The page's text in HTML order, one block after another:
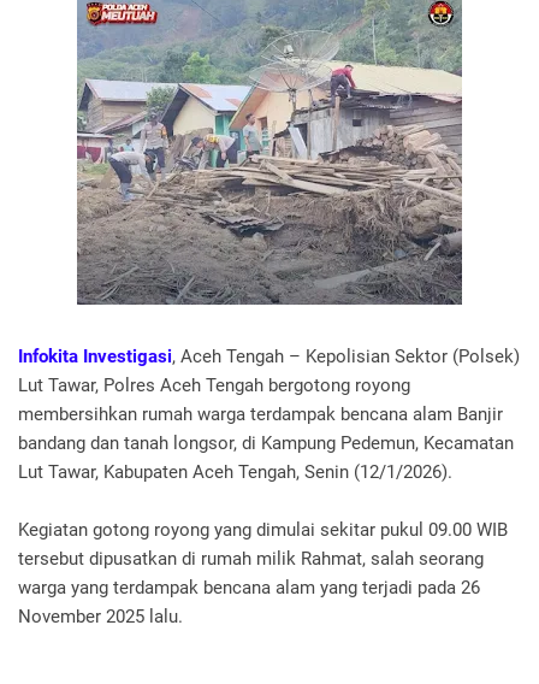
Infokita Investigasi, Aceh Tengah – Kepolisian Sektor (Polsek)
Lut Tawar, Polres Aceh Tengah bergotong royong
membersihkan rumah warga terdampak bencana alam Banjir
bandang dan tanah longsor, di Kampung Pedemun, Kecamatan
Lut Tawar, Kabupaten Aceh Tengah, Senin (12/1/2026).
Kegiatan gotong royong yang dimulai sekitar pukul 09.00 WIB
tersebut dipusatkan di rumah milik Rahmat, salah seorang
warga yang terdampak bencana alam yang terjadi pada 26
November 2025 lalu.